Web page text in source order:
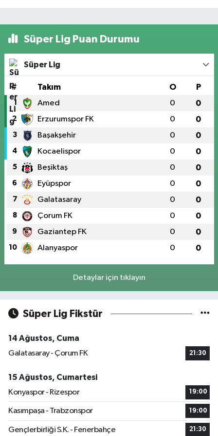
Süper Lig Puan Durumu
Süper Lig
# Takım O P
1 Amed 0 0
2 Erzurumspor FK 0 0
3 Başakşehir 0 0
4 Kocaelispor 0 0
5 Beşiktaş 0 0
6 Eyüpspor 0 0
7 Galatasaray 0 0
8 Çorum FK 0 0
9 Gaziantep FK 0 0
10 Alanyaspor 0 0
Detaylar için tıklayın
Süper Lig Fikstür
14 Ağustos, Cuma
Galatasaray - Çorum FK
21:30
15 Ağustos, Cumartesi
Konyaspor - Rizespor
19:00
Kasımpaşa - Trabzonspor 19:00
Gençlerbirliği S.K. - Fenerbahçe 21:30